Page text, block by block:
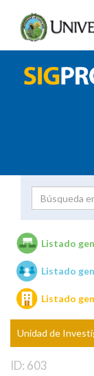
Listado
Listado
Listado
Unidad de
ID: 603